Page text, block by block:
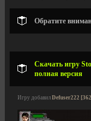
Обратите
Скачать игру
полная версия
Игру добавил Defuser222